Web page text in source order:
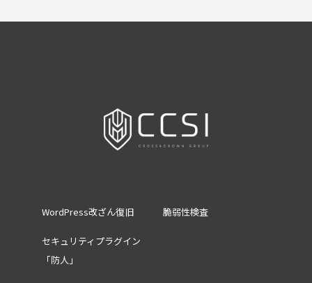
WordPress改ざん復旧
セキュリティプラグイン
「防人」
脆弱性検査